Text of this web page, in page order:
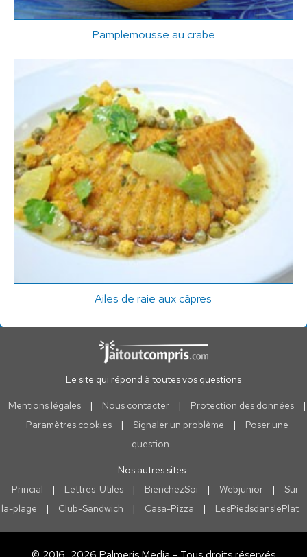
Pamplemousse au crabe
Ailes de raie aux câpres
Le site qui répond à toutes vos questions
Mentions légales | Nous contacter | Protection des données
|
Paramètres cookies
| Signaler un problème |
Poser une
question
Nos autres sites :
Princial
| Lettres-Utiles | BienchezSoi | Webjunior |
Sur-
la-plage
| Club-Sandwich | Casa-Pizza | LesPiedsdanslePlat